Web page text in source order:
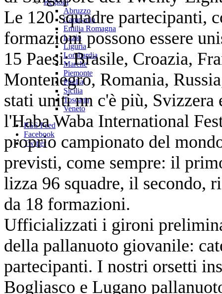
Regioni
Abruzzo
Campania
Emilia Romagna
Lazio
Liguria
Lombardia
Marche
Piemonte
Puglia
Sicilia
Toscana
Veneto
RSS Feed
Facebook
Twitter
Le 120 squadre partecipanti,
formazioni possono essere
15 Paesi: Brasile, Croazia,
Montenegro, Romania,
stati uniti nn c'è più,
l'Haba Waba International
proprio campionato del
previsti, come sempre: il
lizza 96 squadre, il secondo,
da 18 formazioni.
Ufficializzati i gironi
della pallanuoto giovanile:
partecipanti. I nostri orsetti
Bogliasco e Lugano